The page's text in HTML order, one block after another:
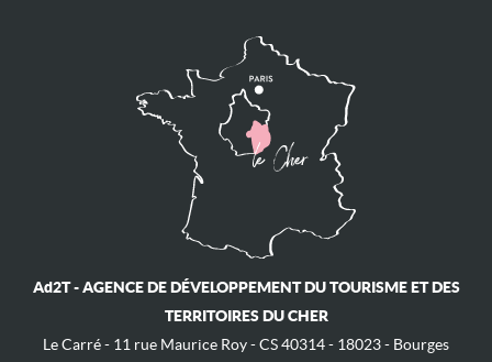
Ad2T - AGENCE DE DÉVELOPPEMENT DU TOURISME ET DES
TERRITOIRES DU CHER
Le Carré - ​11 rue Maurice Roy - ​CS 40314 - 18023 - Bourges